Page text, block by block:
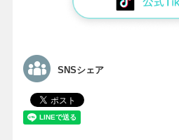
SNSシェア